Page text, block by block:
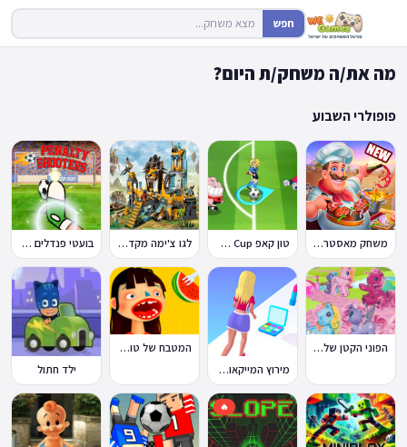
חפש
מה את/ה משחק/ת היום?
פופולרי השבוע
משחק מאסטר שף טון קאפ Toon Cup לגו צ'ימה מקדש האריות בועטי פנדלים Penalty Shooters
הפוני הקטן שלי: מסיבה בכפר
מירוץ המייקאובר Makeover Run
המטבח של טוקה בוקה
ילד חתול
🔥